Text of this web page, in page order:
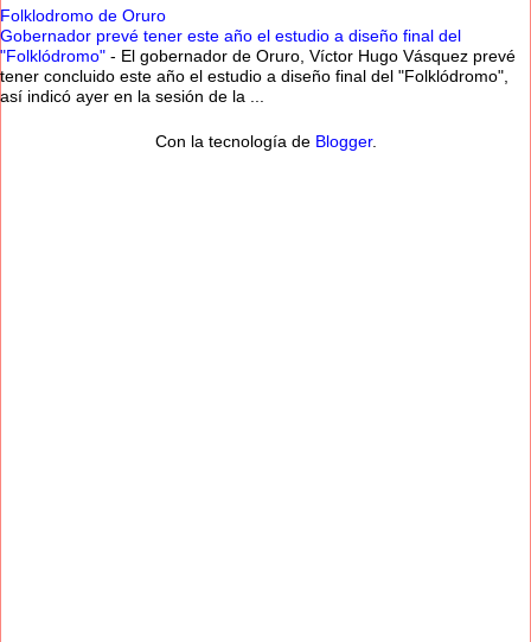
Folklodromo de Oruro
Gobernador prevé tener este año el estudio a diseño final del
"Folklódromo" - El gobernador de Oruro, Víctor Hugo Vásquez prevé
tener concluido este año el estudio a diseño final del "Folklódromo",
así indicó ayer en la sesión de la ...
Con la tecnología de Blogger.